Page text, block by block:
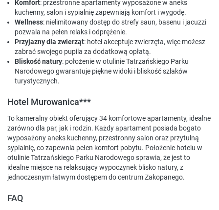
Komfort: przestronne apartamenty wyposażone w aneks
kuchenny, salon i sypialnię zapewniają komfort i wygodę.
Wellness: nielimitowany dostęp do strefy saun, basenu i jacuzzi
pozwala na pełen relaks i odprężenie.
Przyjazny dla zwierząt: hotel akceptuje zwierzęta, więc możesz
zabrać swojego pupila za dodatkową opłatą.
Bliskość natury: położenie w otulinie Tatrzańskiego Parku
Narodowego gwarantuje piękne widoki i bliskość szlaków
turystycznych.
Hotel Murowanica***
To kameralny obiekt oferujący 34 komfortowe apartamenty, idealne
zarówno dla par, jak i rodzin. Każdy apartament posiada bogato
wyposażony aneks kuchenny, przestronny salon oraz przytulną
sypialnię, co zapewnia pełen komfort pobytu. Położenie hotelu w
otulinie Tatrzańskiego Parku Narodowego sprawia, że jest to
idealne miejsce na relaksujący wypoczynek blisko natury, z
jednoczesnym łatwym dostępem do centrum Zakopanego.
FAQ